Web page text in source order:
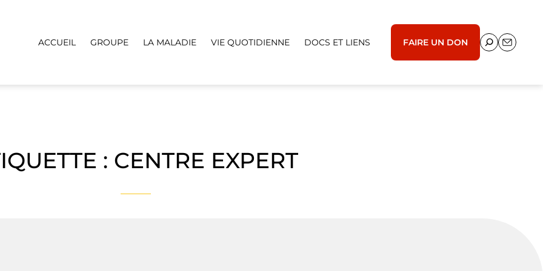
ACCUEIL GROUPE LA MALADIE VIE QUOTIDIENNE DOCS ET LIENS FAIRE UN DON
: CENTRE EXPERT